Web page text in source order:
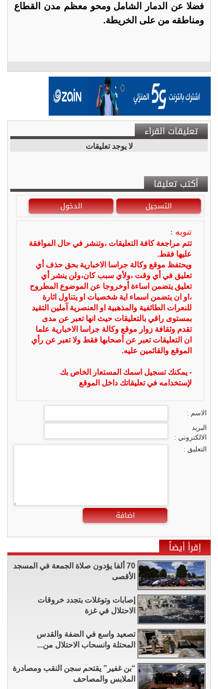
فضلا عن الدمار الشامل ومحو معظم مدن القطاع
ومناطقه من على الخريطة.
تعليقات القراء
لا يوجد تعليقات
أكتب تعليقا
التسجيل الدخول
تنويه :
تتم مراجعة كافة التعليقات ،وتنشر في حال الموافقة
عليها فقط.
ويحتفظ موقع وكالة جراسا الاخبارية بحق حذف أي
تعليق في أي وقت ،ولأي سبب كان،ولن ينشر أي
تعليق يتضمن اساءة أوخروجا عن الموضوع المطروح
،او ان يتضمن اسماء اية شخصيات او يتناول اثارة
للنعرات الطائفية والمذهبية او العنصرية آملين التقيد
بمستوى راقي بالتعليقات حيث انها تعبر عن مدى
تقدم وثقافة زوار موقع وكالة جراسا الاخبارية علما
ان التعليقات تعبر عن أصحابها فقط ولا تعبر عن رأي
الموقع والقائمين عليه.
- يمكنك تسجيل اسمك المستعار الخاص بك
لإستخدامه في تعليقاتك داخل الموقع
الاسم :
البريد
الالكتروني :
التعليق :
اضافة
إقرأ أيضاً
70 ألفا يؤدون صلاة الجمعة في المسجد
الأقصى
إصابات وتوغلات بتجدد خروقات
الاحتلال في غزة
تصعيد واسع في الضفة والقدس
المحتلة وانسحاب الاحتلال من...
“بن غفير” يقتحم سجن النقب ومصادرة
الملابس والمصاحف